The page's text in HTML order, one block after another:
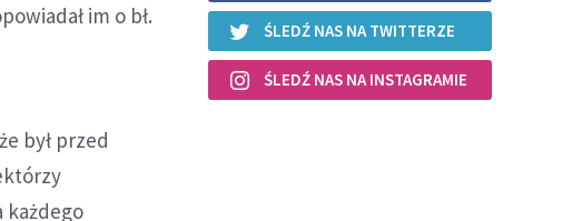
im o bł.
był przed
każdego
ŚLEDŹ NAS NA TWITTERZE
ŚLEDŹ NAS NA INSTAGRAMIE